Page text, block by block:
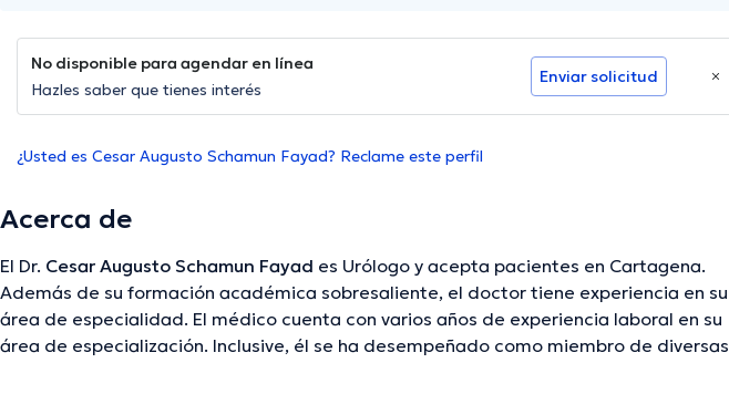
No disponible para agendar en línea
Hazles saber que tienes interés
Enviar solicitud
¿Usted es Cesar Augusto Schamun Fayad? Reclame este perfil
Acerca de
El Dr. Cesar Augusto Schamun Fayad es Urólogo y acepta pacientes en Cartagena.
Además de su formación académica sobresaliente, el doctor tiene experiencia en su
área de especialidad. El médico cuenta con varios años de experiencia laboral en su
área de especialización. Inclusive, él se ha desempeñado como miembro de diversas